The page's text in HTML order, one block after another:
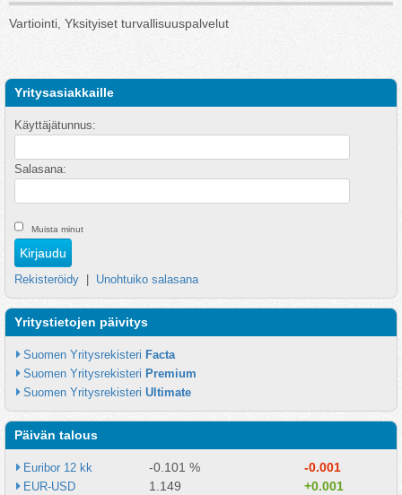
Vartiointi, Yksityiset turvallisuuspalvelut
Yritysasiakkaille
Käyttäjätunnus:
Salasana:
Muista minut
Rekisteröidy Unohtuiko salasana
Yritystietojen päivitys
Suomen Yritysrekisteri Facta
Suomen Yritysrekisteri Premium
Suomen Yritysrekisteri Ultimate
Päivän talous
Euribor 12 kk -0.101 % -0.001
EUR-USD 1.149 +0.001